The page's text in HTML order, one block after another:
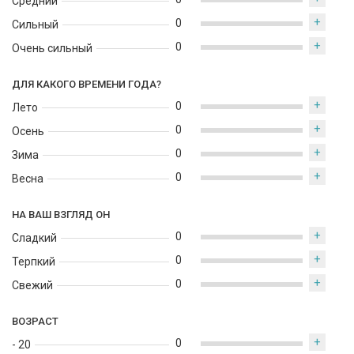
Сильный
Очень сильный
0 +
0 +
ДЛЯ КАКОГО ВРЕМЕНИ ГОДА?
Лето
Осень
Зима
Весна
0 +
0 +
0 +
0 +
НА ВАШ ВЗГЛЯД ОН
Сладкий
Терпкий
Свежий
0 +
0 +
0 +
ВОЗРАСТ
- 20 0 +